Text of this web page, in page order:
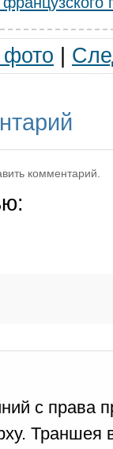
комментарий.
с права
Траншея